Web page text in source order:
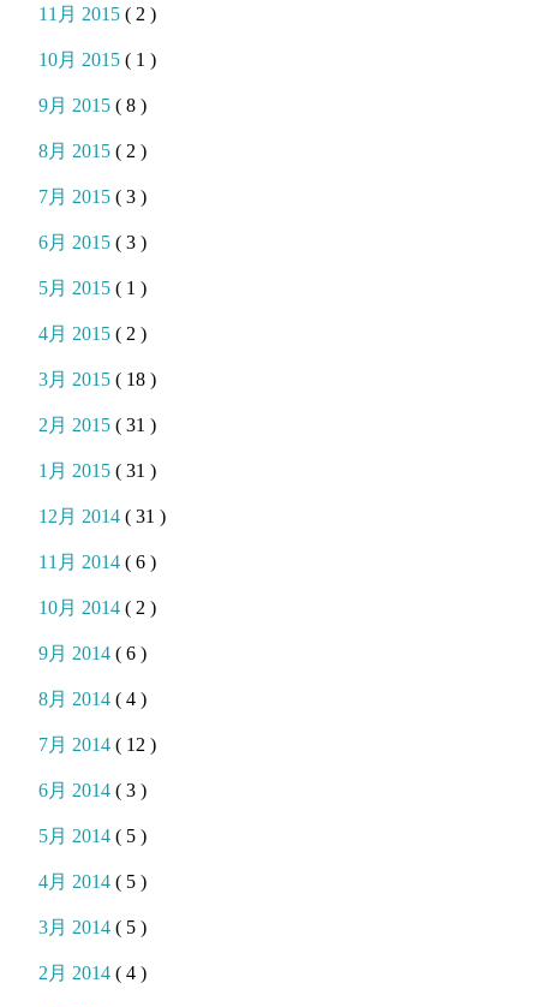
11月 2015( 2 )
10月 2015( 1 )
9月 2015( 8 )
8月 2015( 2 )
7月 2015( 3 )
6月 2015( 3 )
5月 2015( 1 )
4月 2015( 2 )
3月 2015( 18 )
2月 2015( 31 )
1月 2015( 31 )
12月 2014( 31 )
11月 2014( 6 )
10月 2014( 2 )
9月 2014( 6 )
8月 2014( 4 )
7月 2014( 12 )
6月 2014( 3 )
5月 2014( 5 )
4月 2014( 5 )
3月 2014( 5 )
2月 2014( 4 )